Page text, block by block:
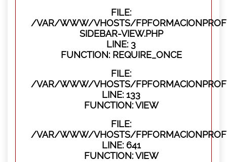
FILE:
/VAR/WWW/VHOSTS/
SIDEBAR-VIEW.PHP
LINE: 3
FUNCTION: REQUIRE_ONCE
FILE:
/VAR/WWW/VHOSTS/
LINE: 133
FUNCTION: VIEW
FILE:
/VAR/WWW/VHOSTS/
LINE: 641
FUNCTION: VIEW